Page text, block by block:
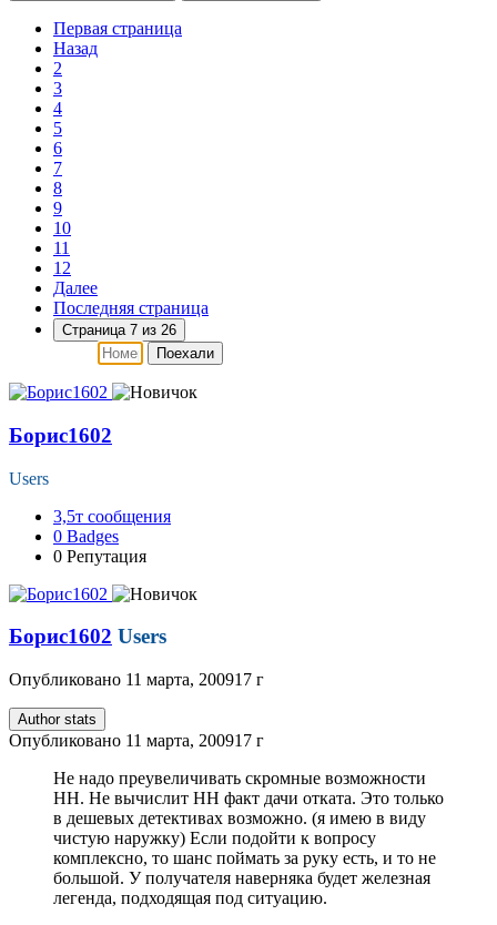
Первая страница
Назад
2
3
4
5
6
7
8
9
10
11
12
Далее
Последняя страница
Страница 7 из 26
Поехали
Борис1602
Users
3,5т сообщения
0 Badges
0 Репутация
Борис1602 Users
Опубликовано 11 марта, 200917 г
Author stats
Опубликовано 11 марта, 200917 г
Не надо преувеличивать скромные возможности
НН. Не вычислит НН факт дачи отката. Это только
в дешевых детективах возможно. (я имею в виду
чистую наружку) Если подойти к вопросу
комплексно, то шанс поймать за руку есть, и то не
большой. У получателя наверняка будет железная
легенда, подходящая под ситуацию.